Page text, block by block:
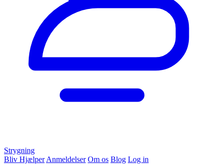
Strygning
Bliv Hjælper Anmeldelser Om os Blog Log in